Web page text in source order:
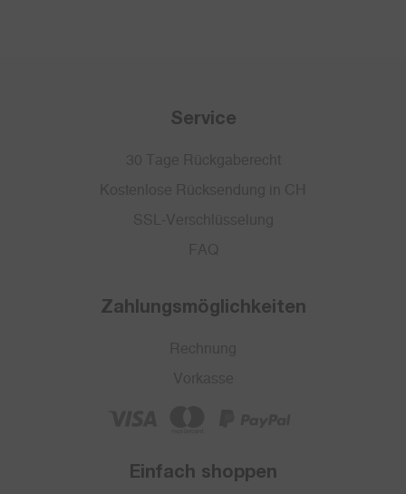
Service
Zahlungsmöglichkeiten
Einfach shoppen